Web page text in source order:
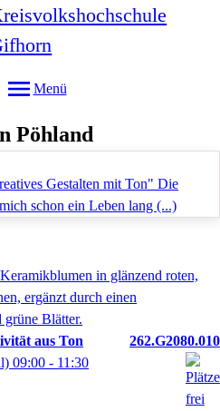
Menü
Pöhland
Gestalten mit Ton" Die
schon ein Leben lang (...)
aus Ton
262.G2080.010
09:00 - 11:30